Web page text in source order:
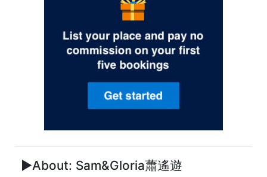
►About: Sam&Gloria蕭遙遊